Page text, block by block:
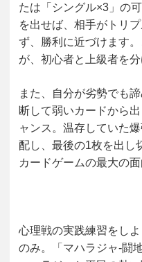
たは「シングル×3」の
を出せば、相手がトリ
ず、勝利に近づけます
が、初心者と上級者を
また、自分が劣勢でも
断して弱いカードから
ャンス。温存していた
配し、最後の1枚を出し
カードゲームの最大の面
心理戦の実践練習をしよ
のみ。「マハラジャ-闘